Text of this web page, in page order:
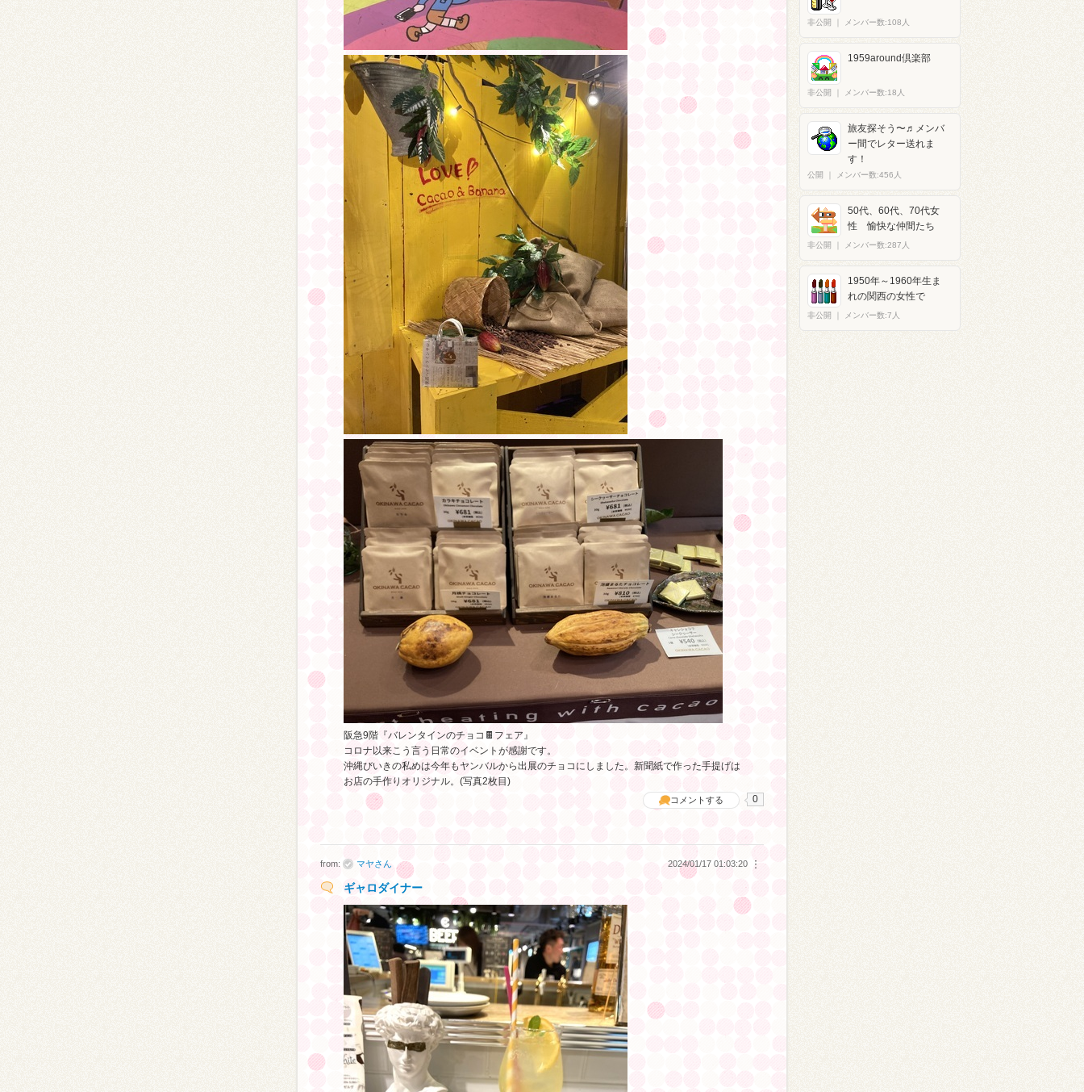
阪急9階『バレンタインのチョコ🍫フェア』
コロナ以来こう言う日常のイベントが感謝です。
沖縄びいきの私めは今年もヤンバルから出展のチョコにしました。新聞紙で作った手提げは
お店の手作りオリジナル。(写真2枚目)
コメントする 0
from: マヤさん ︙
2024/01/17 01:03:20
ギャロダイナー
非公開 メンバー数:108人
1959around倶楽部
非公開 メンバー数:18人
旅友探そう〜♬メンバ
ー間でレター送れま
す！
公開 メンバー数:456人
50代、60代、70代女
性 愉快な仲間たち
非公開 メンバー数:287人
1950年～1960年生ま
れの関西の女性で
非公開 メンバー数:7人